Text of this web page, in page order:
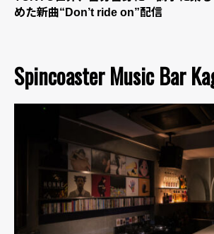
めた新曲“Don’t ride on”配信
Spincoaster Music Bar